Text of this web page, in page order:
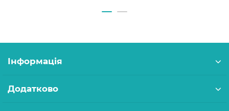
Інформація
Додатково